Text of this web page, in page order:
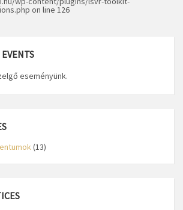
on line 126
eseményünk.
(13)